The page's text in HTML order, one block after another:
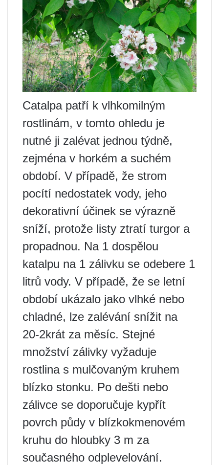
Catalpa patří k vlhkomilným
rostlinám, v tomto ohledu je
nutné ji zalévat jednou týdně,
zejména v horkém a suchém
období. V případě, že strom
pocítí nedostatek vody, jeho
dekorativní účinek se výrazně
sníží, protože listy ztratí turgor a
propadnou. Na 1 dospělou
katalpu na 1 zálivku se odebere 1
litrů vody. V případě, že se letní
období ukázalo jako vlhké nebo
chladné, lze zalévání snížit na
20-2krát za měsíc. Stejné
množství zálivky vyžaduje
rostlina s mulčovaným kruhem
blízko stonku. Po dešti nebo
zálivce se doporučuje kypřít
povrch půdy v blízkokmenovém
kruhu do hloubky 3 m za
současného odplevelování.